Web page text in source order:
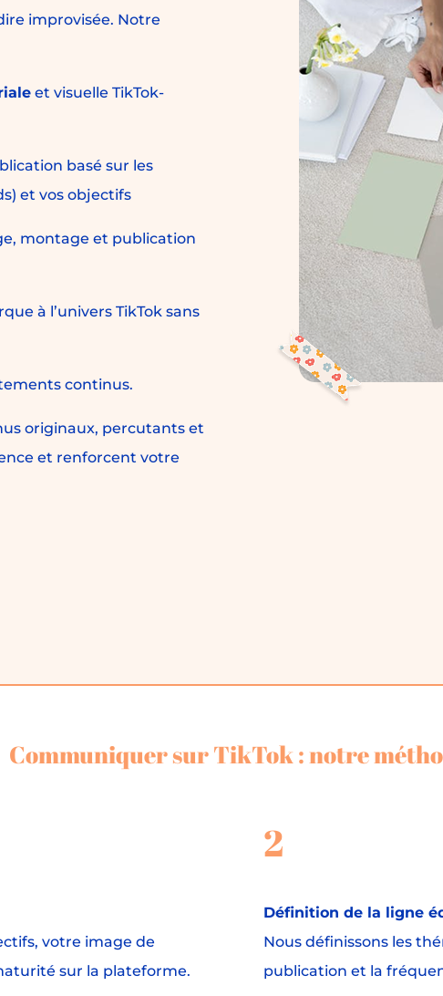
improvisée. Notre
et visuelle TikTok-
basé sur les
et vos objectifs
montage et publication
à l’univers TikTok sans
continus.
originaux, percutants et
et renforcent votre
Communiquer sur TikTok : notre
votre image de
sur la plateforme.
2
Définition de la ligne
Nous définissons les
publication et la